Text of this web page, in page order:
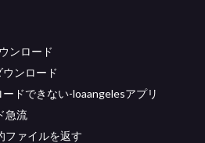
ンロード
ンロード
ドできない-loaangelesアプリ
急流
ファイルを返す